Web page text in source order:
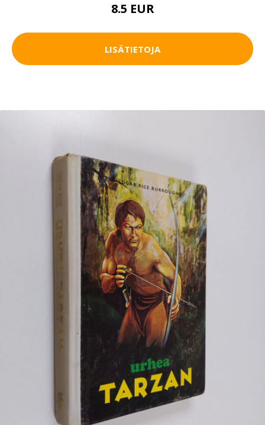
8.5 EUR
LISÄTIETOJA